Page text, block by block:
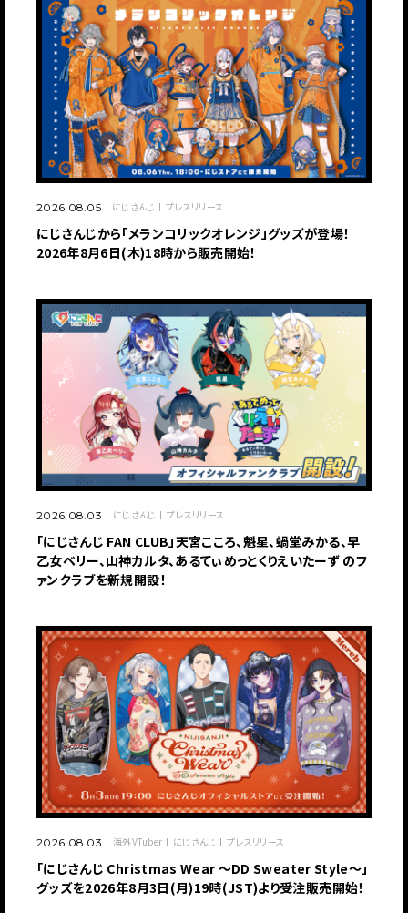
2026.08.05 にじさんじ プレスリリース
にじさんじから「メランコリックオレンジ」グッズが登場！
2026年8月6日(木)18時から販売開始！
2026.08.03 にじさんじ プレスリリース
「にじさんじ FAN CLUB」天宮こころ、魁星、蝸堂みかる、早
乙女ベリー、山神カルタ、あるてぃめっとくりえいたーず のフ
ァンクラブを新規開設！
2026.08.03 海外VTuber にじさんじ プレスリリース
「にじさんじ Christmas Wear 〜DD Sweater Style〜」
グッズを2026年8月3日(月)19時(JST)より受注販売開始！